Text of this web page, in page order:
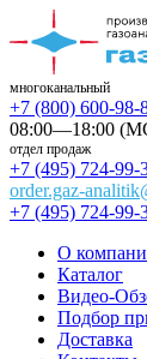
многоканальный
+7 (800) 600-98-
08:00—18:00
отдел продаж
+7 (495) 724-99-
order.gaz-
+7 (495) 724-99-
О
Каталог
Видео-
Подбор
Доставка